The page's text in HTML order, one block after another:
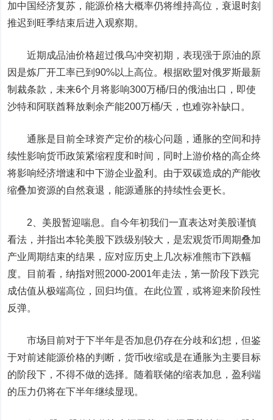
加中国经济复苏，能源价格大概率仍将维持高位，衰退时刻
推迟到旺季结束后进入观察期。
近期成品油价格超过俄乌冲突初期，表现强于原油的原
因是炼厂开工率已到90%以上高位。根据欧盟对俄罗斯最新
制裁条款，未来6个月将影响300万桶/日的俄油出口，即使
沙特和阿联酋释放剩余产能200万桶/天，也难弥补缺口。
通胀是目前全球资产定价的核心问题，通胀的空间和持
续性影响货币政策紧缩程度和时间，同时上游价格的高企终
将影响经济增速和中下游企业盈利。由于双碳造成的产能收
缩叠加资源的自然衰退，能源通胀的持续性会更长。
2、美股暂迎喘息。自今年初我们一直表达对美股谨慎
看法，并指出本轮美股下跌级别较大，是宏观货币周期叠加
产业周期结束的结果，应对应历史上几次标准熊市下跌幅
度。目前看，纳指对照2000-2001年走法，第一阶段下跌完
成估值从极端高位，回归均值。在此位置，或将迎来阶段性
反弹。
市场目前对于下半年是否加息仍存在分歧和幻想，但鉴
于对前述能源价格的判断，货币收缩或是在通胀为主要目标
的阶段下，不得不做的选择。随着联储的缩表加息，盈利端
的压力仍将在下半年继续显现。